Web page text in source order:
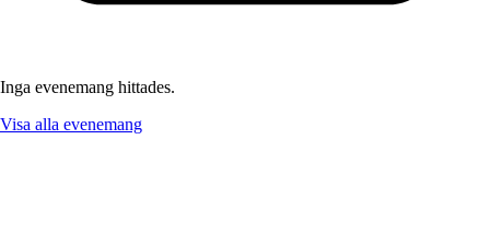
Inga evenemang hittades.
Visa alla evenemang